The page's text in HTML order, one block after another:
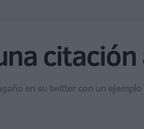
en su twitter con un